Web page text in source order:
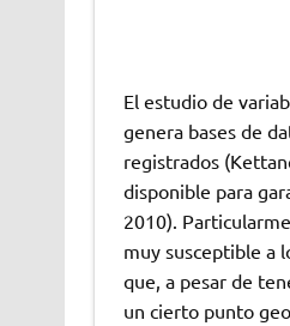
El estudio de
genera bases de
registrados
disponible para
2010).
muy susceptible a
que, a pesar de
un cierto punto